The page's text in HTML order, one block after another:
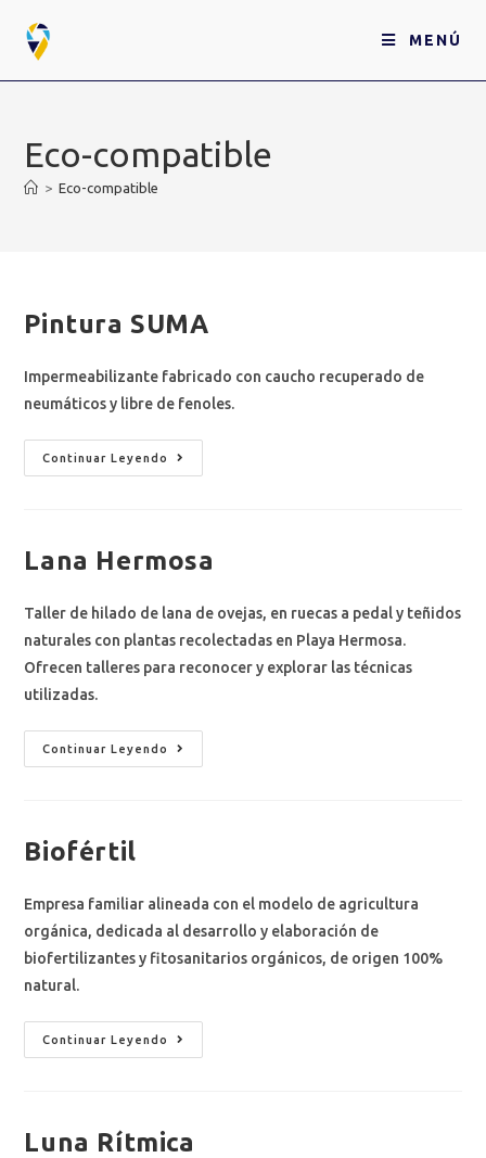
MENÚ
Eco-compatible
> Eco-compatible
Pintura SUMA
Impermeabilizante fabricado con caucho recuperado de
neumáticos y libre de fenoles.
Continuar Leyendo
Lana Hermosa
Taller de hilado de lana de ovejas, en ruecas a pedal y teñidos
naturales con plantas recolectadas en Playa Hermosa.
Ofrecen talleres para reconocer y explorar las técnicas
utilizadas.
Continuar Leyendo
Biofértil
Empresa familiar alineada con el modelo de agricultura
orgánica, dedicada al desarrollo y elaboración de
biofertilizantes y fitosanitarios orgánicos, de origen 100%
natural.
Continuar Leyendo
Luna Rítmica